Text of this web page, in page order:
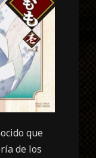
que
de los